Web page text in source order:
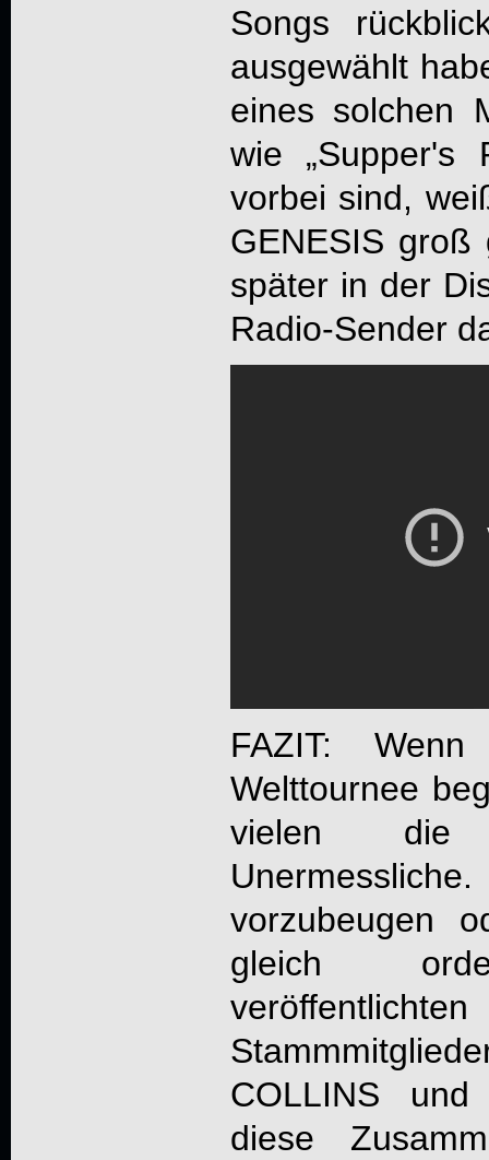
Songs
ausgewählt
eines solchen
wie „Supper's
vorbei sind,
GENESIS groß
später in der
Radio-Sender
FAZIT:
Welttournee
vielen die
vorzubeugen
gleich
COLLINS und
diese